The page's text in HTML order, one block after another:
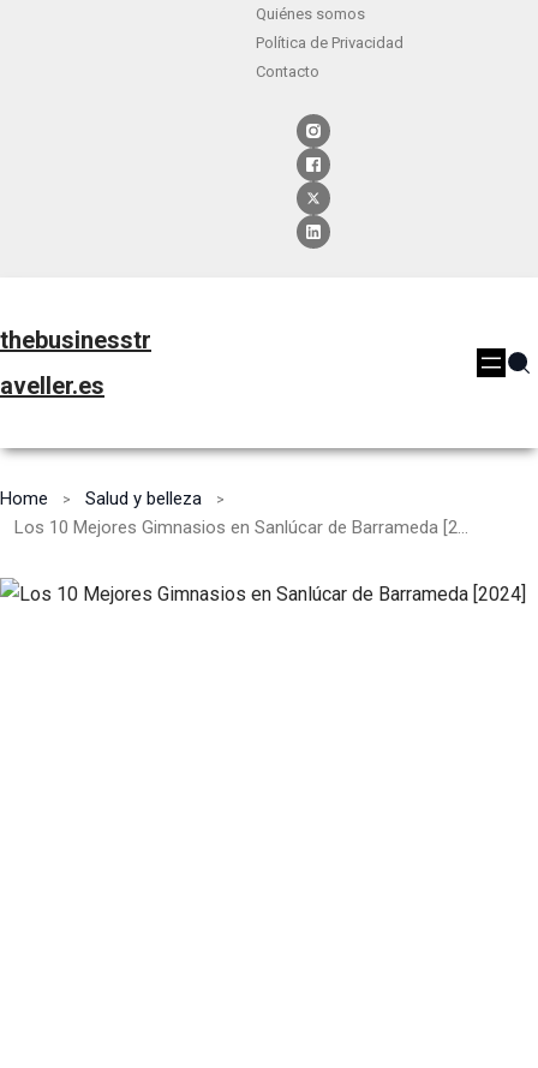
Quiénes somos
Política de Privacidad
Contacto
thebusinesstr
aveller.es
Home
Salud y belleza
Los 10 Mejores Gimnasios en Sanlúcar de Barrameda [2024]